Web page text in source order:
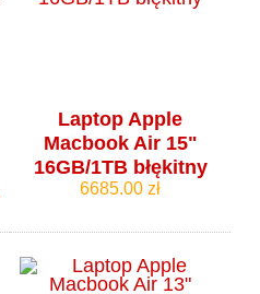
Laptop Apple
Macbook Air 15"
16GB/1TB błękitny
6685.00 zł